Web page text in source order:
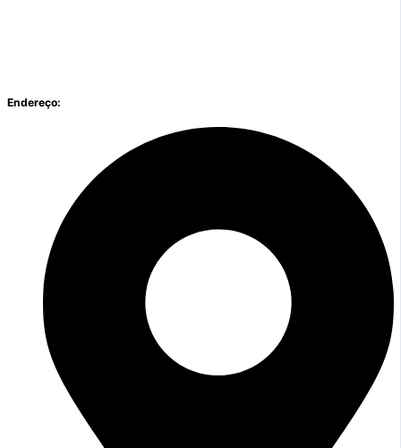
Endereço: